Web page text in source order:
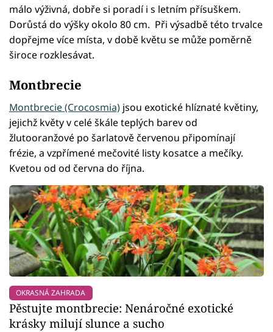
málo výživná, dobře si poradí i s letním přísuškem.
Dorůstá do výšky okolo 80 cm. Při výsadbě této trvalce
dopřejme více místa, v době květu se může poměrně
široce rozklesávat.
Montbrecie
Montbrecie (Crocosmia) jsou exotické hlíznaté květiny,
jejichž květy v celé škále teplých barev od
žlutooranžové po šarlatově červenou připomínají
frézie, a vzpřímené mečovité listy kosatce a mečíky.
Kvetou od od června do října.
OKRASNÁ ZAHRADA
Pěstujte montbrecie: Nenáročné exotické
krásky milují slunce a sucho